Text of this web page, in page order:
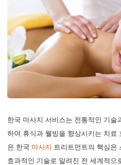
한국 마사지 서비스는 전통적인 기술
하여 휴식과 웰빙을 향상시키는 치료
은 한국 마사지 트리트먼트의 핵심은
효과적인 기술로 알려진 전 세계적으